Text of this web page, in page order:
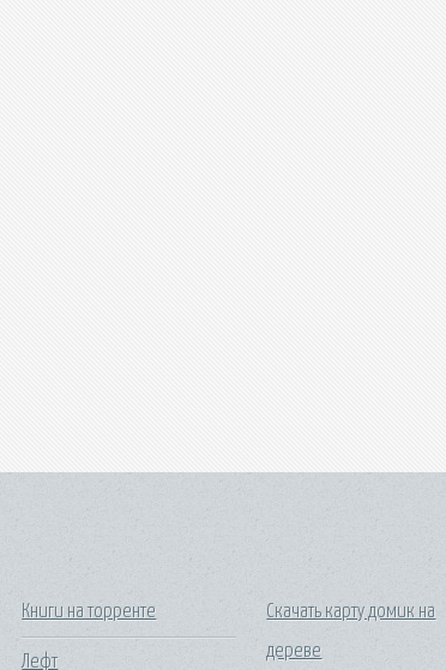
Книги на торренте
Лефт
Скачать карту домик на
дереве